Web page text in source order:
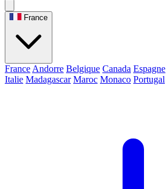
France
France Andorre Belgique Canada Espagne
Italie Madagascar Maroc Monaco Portugal